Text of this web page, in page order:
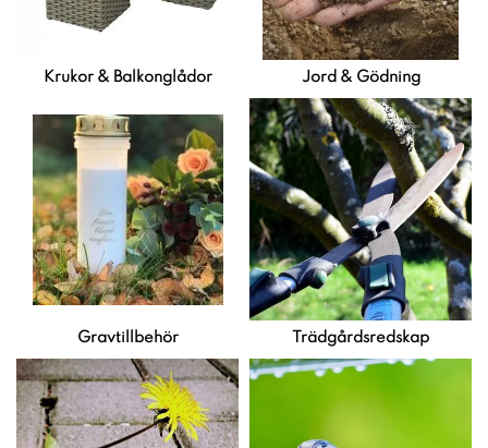
Krukor & Balkonglådor Jord & Gödning
Gravtillbehör Trädgårdsredskap